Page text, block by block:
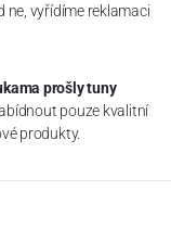
ne, vyřídíme reklamaci
prošly tuny
pouze kvalitní
produkty.